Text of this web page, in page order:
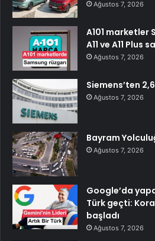
Ağustos 7, 2026
A101 marketler
A11 ve A11 Plus
Ağustos 7, 2026
Siemens’ten
Ağustos 7, 2026
Bayram
Ağustos 7, 2026
Google’da
Türk geçti:
başladı
Ağustos 7, 2026